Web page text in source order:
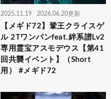
2025.11.19 2026.06.20更新
【メギド72】鞏王クライスゲ
ル 2Tワンパンfeat.絆系譜Lv2
専用霊宝アスモデウス【第41
回共襲イベント】（Short
用） #メギド72